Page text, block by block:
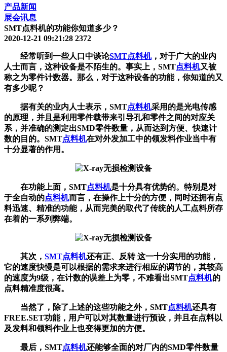
产品新闻
展会讯息
SMT点料机的功能你知道多少？
2020-12-21 09:21:28 2372
经常听到一些人口中谈论SMT点料机，对于广大的业内
人士而言，这种设备是不陌生的。事实上，SMT点料机又被
称之为零件计数器。那么，对于这种设备的功能，你知道的又
有多少呢？
据有关的业内人士表示，SMT点料机采用的是光电传感
的原理，并且是利用零件载带来引导孔和零件之间的对应关
系，并准确的测定出SMD零件数量，从而达到方便、快速计
数的目的。SMT点料机在对外发加工中的领发料作业当中有
十分显著的作用。
在功能上面，SMT点料机是十分具有优势的。特别是对
于全自动的点料机而言，在操作上十分的方便，同时还拥有点
料迅速、精准的功能，从而完美的取代了传统的人工点料所存
在着的一系列弊端。
其次， SMT点料机还有正、反转 这一十分实用的功能，
它的速度快慢是可以根据的需求来进行相应的调节的，其较高
的速度为9级，在计数的误差上为零，不难看出SMT点料机的
点料精准度很高。
当然了，除了上述的这些功能之外，SMT点料机还具有
FREE.SET功能，用户可以对其数量进行预设，并且在点料以
及发料和领料作业上也变得更加的方便。
最后，SMT点料机还能够全面的对厂内的SMD零件数量